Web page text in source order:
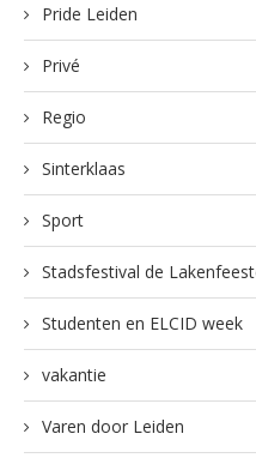
Pride Leiden
Privé
Regio
Sinterklaas
Sport
Stadsfestival de
Studenten en ELCID week
vakantie
Varen door Leiden